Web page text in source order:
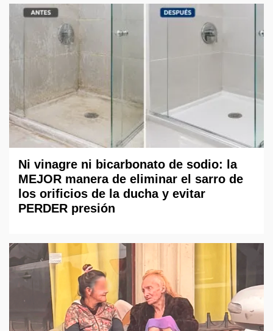
Ni vinagre ni bicarbonato de sodio: la
MEJOR manera de eliminar el sarro de
los orificios de la ducha y evitar
PERDER presión